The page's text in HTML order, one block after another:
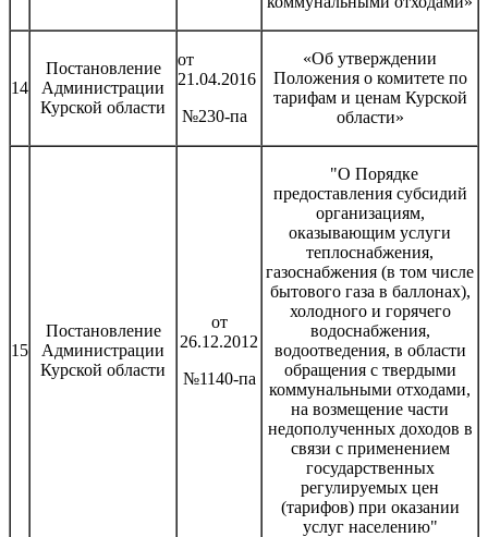
14
Постановление
Администрации
Курской области
от
21.04.2016
№230-па
«Об утверждении
Положения о комитете по
тарифам и ценам Курской
области»
15
Постановление
Администрации
Курской области
от
26.12.2012
№1140-па
"О Порядке
предоставления субсидий
организациям,
оказывающим услуги
теплоснабжения,
газоснабжения (в том числе
бытового газа в баллонах),
холодного и горячего
водоснабжения,
водоотведения, в области
обращения с твердыми
коммунальными отходами,
на возмещение части
недополученных доходов в
связи с применением
государственных
регулируемых цен
(тарифов) при оказании
услуг населению"